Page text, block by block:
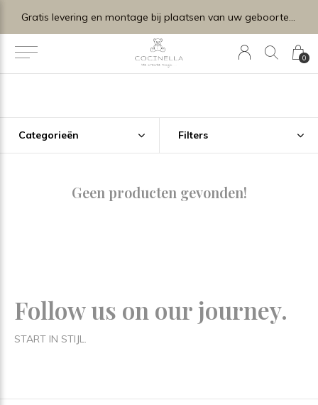
0
Gratis levering en montage bij plaatsen van uw geboortelijstje.
Categorieën Filters
Geen producten gevonden!
Follow us on our journey.
START IN STIJL.